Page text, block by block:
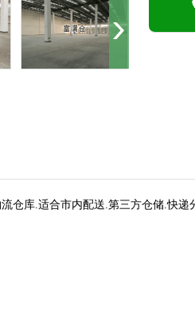
仓库.适合市内配送.第三方仓储.快递